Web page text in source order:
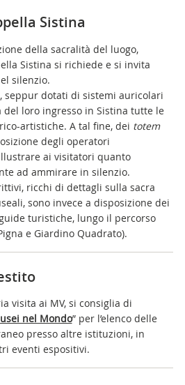
Sistina
della sacralità del luogo,
Sistina si richiede e si invita
silenzio.
seppur dotati di sistemi auricolari
loro ingresso in Sistina tutte le
artistiche. A tal fine, dei totem
degli operatori
ai visitatori quanto
ad ammirare in silenzio.
ricchi di dettagli sulla sacra
sono invece a disposizione dei
turistiche, lungo il percorso
e Giardino Quadrato).
visita ai MV, si consiglia di
nel Mondo” per l’elenco delle
presso altre istituzioni, in
eventi espositivi.